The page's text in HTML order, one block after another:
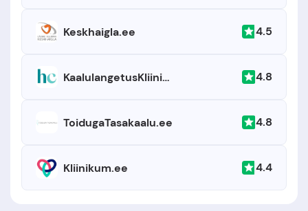
Keskhaigla.ee 4.5
KaalulangetusKliinik.ee 4.8
ToidugaTasakaalu.ee 4.8
Kliinikum.ee 4.4